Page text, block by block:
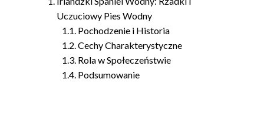
Uczuciowy Pies Wodny
Pochodzenie i Historia
Cechy Charakterystyczne
Rola w Społeczeństwie
Podsumowanie